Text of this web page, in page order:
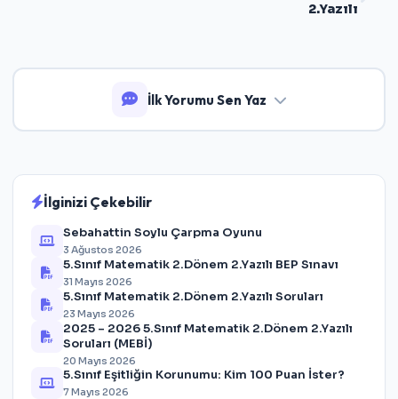
2.Yazılı
İlk Yorumu Sen Yaz
İlginizi Çekebilir
Sebahattin Soylu Çarpma Oyunu
3 Ağustos 2026
5.Sınıf Matematik 2.Dönem 2.Yazılı BEP Sınavı
31 Mayıs 2026
5.Sınıf Matematik 2.Dönem 2.Yazılı Soruları
23 Mayıs 2026
2025 – 2026 5.Sınıf Matematik 2.Dönem 2.Yazılı
Soruları (MEBİ)
20 Mayıs 2026
5.Sınıf Eşitliğin Korunumu: Kim 100 Puan İster?
7 Mayıs 2026